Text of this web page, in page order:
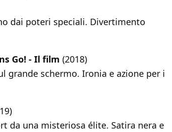
dai poteri speciali. Divertimento
Go! - Il film (2018)
grande schermo. Ironia e azione per i
da una misteriosa élite. Satira nera e